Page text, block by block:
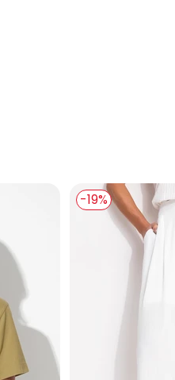
com Bolsos Jeans
-19%